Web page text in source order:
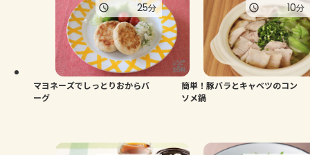
マヨネーズでしっとりおからバ
ーグ
25分
簡単！豚バラとキャベツのコン
ソメ鍋
10分